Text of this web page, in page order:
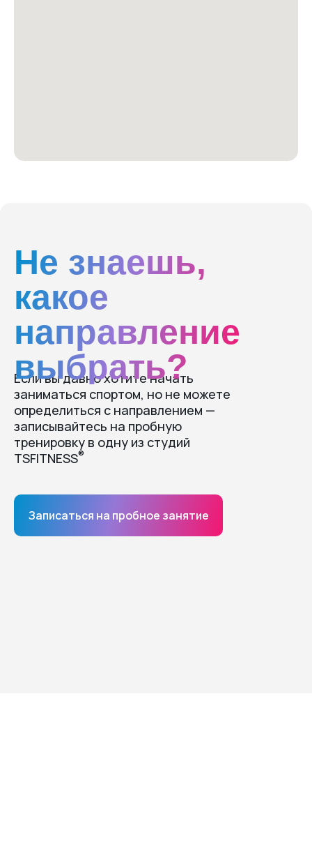
Если вы давно хотите начать
заниматься спортом, но не можете
определиться с направлением —
записывайтесь на пробную
тренировку в одну из студий
TSFITNESS®
Записаться на пробное занятие
Не знаешь,
какое
направление
выбрать?